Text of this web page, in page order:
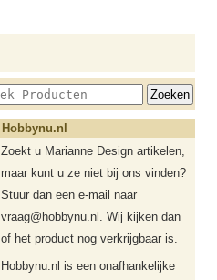
Hobbynu.nl
Zoekt u Marianne Design artikelen,
maar kunt u ze niet bij ons vinden?
Stuur dan een e-mail naar
vraag@hobbynu.nl. Wij kijken dan
of het product nog verkrijgbaar is.
Hobbynu.nl is een onafhankelijke